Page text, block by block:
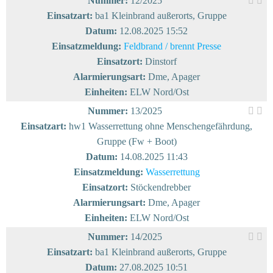
Einsatzart: ba1 Kleinbrand außerorts, Gruppe
Datum: 12.08.2025 15:52
Einsatzmeldung: Feldbrand / brennt Presse
Einsatzort: Dinstorf
Alarmierungsart: Dme, Apager
Einheiten: ELW Nord/Ost
Nummer: 13/2025
Einsatzart: hw1 Wasserrettung ohne Menschengefährdung,
Gruppe (Fw + Boot)
Datum: 14.08.2025 11:43
Einsatzmeldung: Wasserrettung
Einsatzort: Stöckendrebber
Alarmierungsart: Dme, Apager
Einheiten: ELW Nord/Ost
Nummer: 14/2025
Einsatzart: ba1 Kleinbrand außerorts, Gruppe
Datum: 27.08.2025 10:51